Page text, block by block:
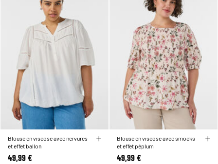
Blouse en viscose avec nervures
et effet ballon
49,99 €
Blouse en viscose avec smocks
et effet péplum
49,99 €